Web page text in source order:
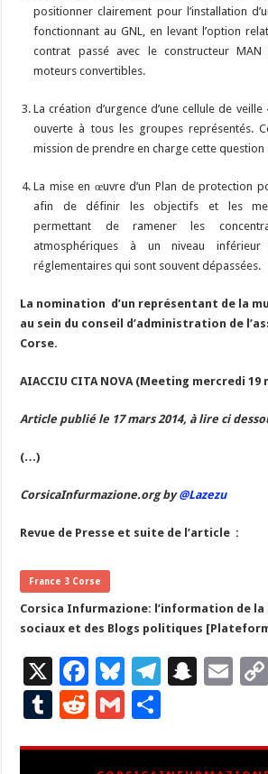
positionner clairement pour l’installation
fonctionnant au GNL, en levant l’option
contrat passé avec le constructeur MAN
moteurs convertibles.
La création d’urgence d’une cellule de
ouverte à tous les groupes représentés.
mission de prendre en charge cette
La mise en œuvre d’un Plan de protection
afin de définir les objectifs et les
permettant de ramener les
atmosphériques à un niveau
réglementaires qui sont souvent dépassées.
La nomination d’un représentant de la
au sein du conseil d’administration de
Corse.
AIACCIU CITA NOVA (Meeting mercredi 19
Article publié le 17 mars 2014, à lire ci
(…)
CorsicaInfurmazione.org by@Lazezu
Revue de Presse et suite de l’article :
France 3 Corse
Corsica Infurmazione: l’information de la
sociaux et des Blogs politiques
X
F
ac
e
b
Bl
u
es
ky
T
gr
S
p
E
l
T
R
d
G
ai ta